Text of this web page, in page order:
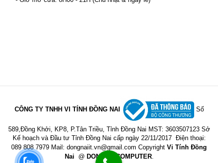
CÔNG TY TNHH VI TÍNH ĐỒNG NAI Số
589,Đồng Khởi, KP8, P.Tân Triều, Tỉnh Đồng Nai MST: 3603507123 Sở
Kế hoạch và Đầu tư Tỉnh Đồng Nai cấp ngày 22/11/2017 Điện thoại:
089 808 7979 Mail: dongnaiit.vn@gmail.com Copyright Vi Tính Đồng
Nai @ DONGNAICOMPUTER.